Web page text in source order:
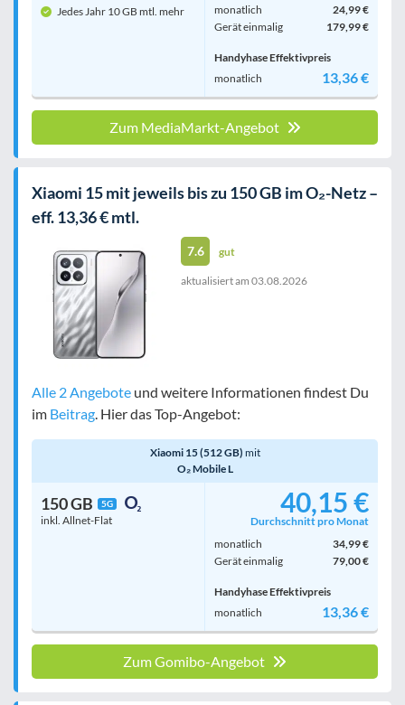
Jedes Jahr 10 GB mtl. mehr monatlich
24,99 €
Gerät einmalig
179,99 €
Handyhase Effektivpreis
monatlich
13,36 €
Zum MediaMarkt-Angebot
Xiaomi 15 mit jeweils bis zu 150 GB im O₂-Netz –
eff. 13,36 € mtl.
7.6 gut
aktualisiert am 03.08.2026
Alle 2 Angebote und weitere Informationen findest Du
im Beitrag. Hier das Top-Angebot:
Xiaomi 15 (512 GB) mit
O₂ Mobile L
150 GB 5G
inkl. Allnet-Flat
40,15 €
Durchschnitt pro Monat
monatlich
34,99 €
Gerät einmalig
79,00 €
Handyhase Effektivpreis
monatlich
13,36 €
Zum Gomibo-Angebot